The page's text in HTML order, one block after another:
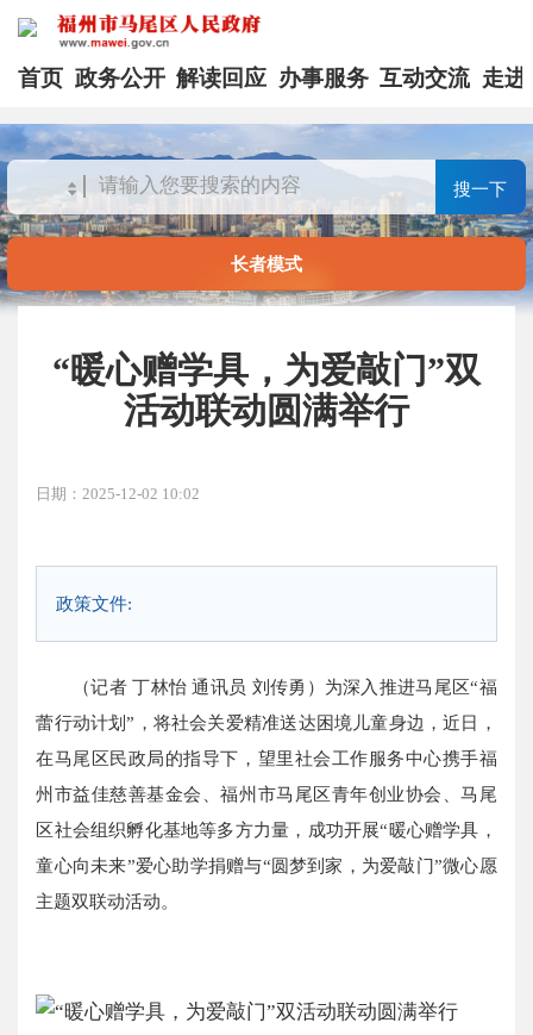
首页 政务公开 解读回应 办事服务 互动交流 走进
搜一下
长者模式
“暖心赠学具，为爱敲门”双
活动联动圆满举行
日期：2025-12-02 10:02
政策文件:
（记者 丁林怡 通讯员 刘传勇）为深入推进马尾区“福
蕾行动计划”，将社会关爱精准送达困境儿童身边，近日，
在马尾区民政局的指导下，望里社会工作服务中心携手福
州市益佳慈善基金会、福州市马尾区青年创业协会、马尾
区社会组织孵化基地等多方力量，成功开展“暖心赠学具，
童心向未来”爱心助学捐赠与“圆梦到家，为爱敲门”微心愿
主题双联动活动。